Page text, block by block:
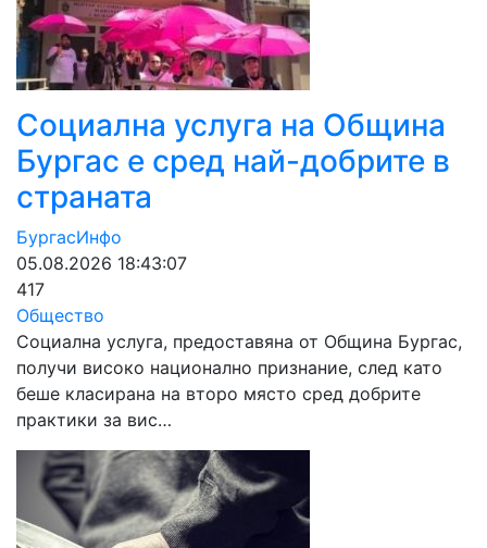
Социална услуга на Община
Бургас е сред най-добрите в
страната
БургасИнфо
05.08.2026 18:43:07
417
Общество
Социална услуга, предоставяна от Община Бургас,
получи високо национално признание, след като
беше класирана на второ място сред добрите
практики за вис…